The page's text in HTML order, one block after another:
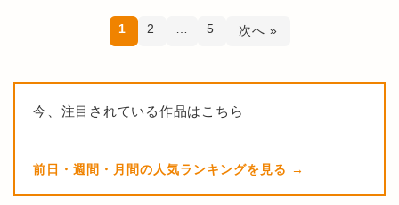
1 2 5 次へ »
今、注目されている作品はこちら
前日・週間・月間の人気ランキングを見る